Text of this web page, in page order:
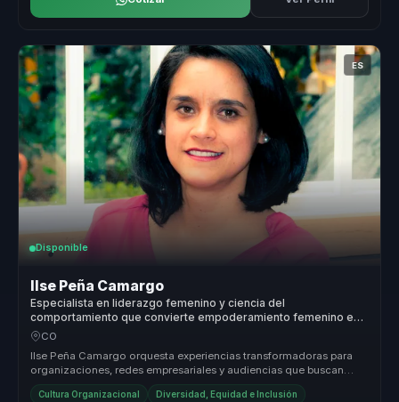
ES
Disponible
Ilse Peña Camargo
Especialista en liderazgo femenino y ciencia del
comportamiento que convierte empoderamiento femenino en
visibilidad, confianza y acción para mujeres líderes.
CO
Ilse Peña Camargo orquesta experiencias transformadoras para
organizaciones, redes empresariales y audiencias que buscan
fortalecer el li...
Cultura Organizacional Diversidad, Equidad e Inclusión